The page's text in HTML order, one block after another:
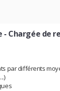
- Chargée de
par différents